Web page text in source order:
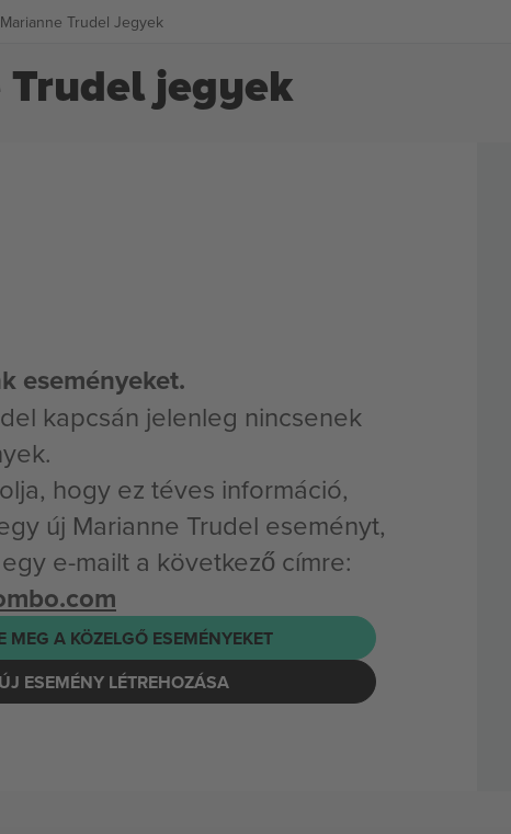
Marianne Trudel Jegyek
jegyek
eseményeket.
kapcsán jelenleg nincsenek
hogy ez téves információ,
új Marianne Trudel eseményt,
e-mailt a következő címre:
MEG A KÖZELGŐ ESEMÉNYEKET
ÚJ ESEMÉNY LÉTREHOZÁSA